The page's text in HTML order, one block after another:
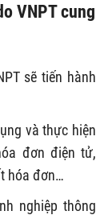
VNPT cung
sẽ tiến hành
và thực hiện
đơn điện tử,
hóa đơn…
nghiệp thông